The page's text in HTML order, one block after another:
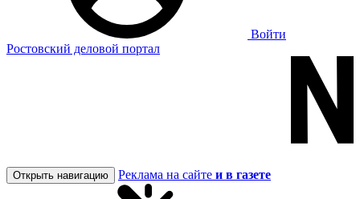
Войти
Ростовский деловой портал
Открыть навигацию Реклама на сайте и в газете